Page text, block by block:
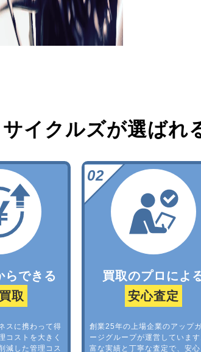
サイクルズが選ばれ
らできる
取
スに携わって得
コストを大きく
減した管理コス
買取のプロによ
安心査定
創業25年の上場企業のアップ
ージグループが運営しています
富な実績と丁寧な査定で、安心